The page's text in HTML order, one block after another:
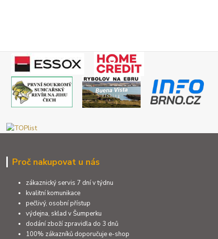
Proč nakupovat u nás
zákaznický servis 7 dní v týdnu
kvalitní komunikace
pečlivý, osobní přístup
výdejna, sklad v Šumperku
dodání zboží zpravidla do 3 dnů
100% zákazníků doporučuje e-shop